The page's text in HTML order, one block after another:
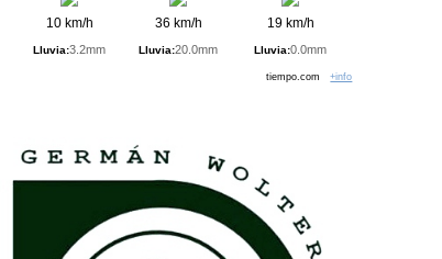
10 km/h
Lluvia:3.2mm
36 km/h
Lluvia:20.0mm
19 km/h
Lluvia:0.0mm
tiempo.com+info